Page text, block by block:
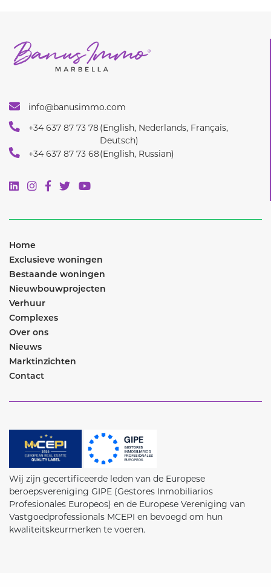
info@banusimmo.com
+34 637 87 73 78(English, Nederlands, Français,
Deutsch)
+34 637 87 73 68(English, Russian)
Home
Exclusieve woningen
Bestaande woningen
Nieuwbouwprojecten
Verhuur
Complexes
Over ons
Nieuws
Marktinzichten
Contact
Wij zijn gecertificeerde leden van de Europese
beroepsvereniging GIPE (Gestores Inmobiliarios
Profesionales Europeos) en de Europese Vereniging van
Vastgoedprofessionals MCEPI en bevoegd om hun
kwaliteitskeurmerken te voeren.